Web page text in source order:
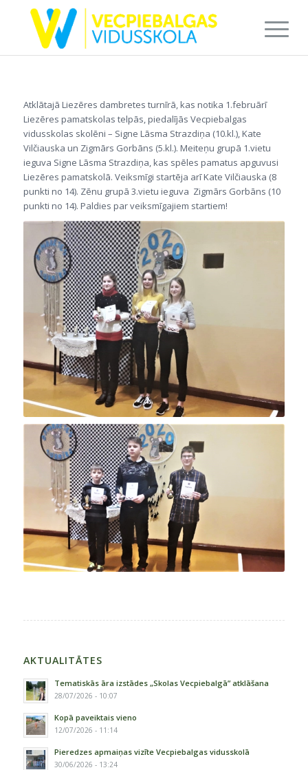
Atklātajā Liezēres dambretes turnīrā, kas notika 1.februārī
Liezēres pamatskolas telpās, piedalījās Vecpiebalgas
vidusskolas skolēni – Signe Lāsma Strazdiņa (10.kl.), Kate
Vilčiauska un Zigmārs Gorbāns (5.kl.). Meiteņu grupā 1.vietu
ieguva Signe Lāsma Strazdiņa, kas spēles pamatus apguvusi
Liezēres pamatskolā. Veiksmīgi startēja arī Kate Vilčiauska (8
punkti no 14). Zēnu grupā 3.vietu ieguva Zigmārs Gorbāns (10
punkti no 14). Paldies par veiksmīgajiem startiem!
AKTUALITĀTES
Tematiskās āra izstādes „Skolas Vecpiebalgā” atklāšana
28/07/2026 - 10:07
Kopā paveiktais vieno
12/07/2026 - 11:14
Pieredzes apmaiņas vizīte Vecpiebalgas vidusskolā
30/06/2026 - 13:24